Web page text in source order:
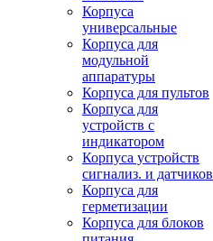
Корпуса
универсальные
Корпуса для
модульной
аппаратуры
Корпуса для пультов
Корпуса для
устройств с
индикатором
Корпуса устройств
сигнализ. и датчиков
Корпуса для
герметизации
Корпуса для блоков